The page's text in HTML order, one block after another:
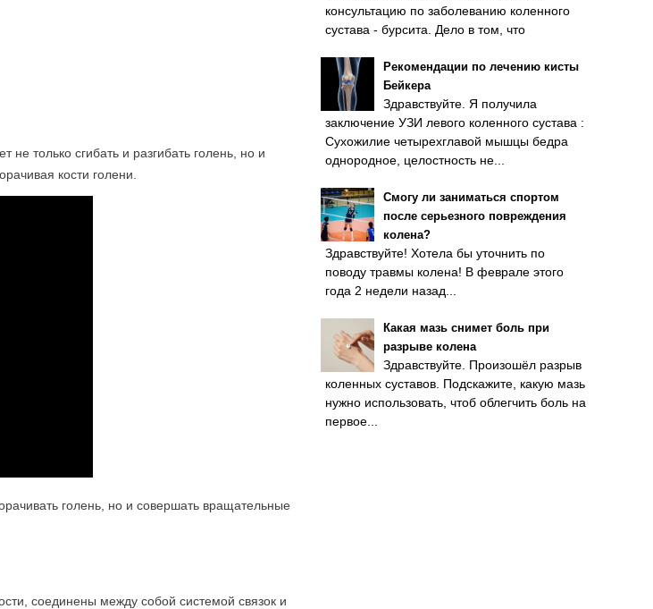
только сгибать и разгибать голень, но и
кости голени.
голень, но и совершать вращательные
соединены между собой системой связок и
консультацию по заболеванию коленного
сустава - бурсита. Дело в том, что
Рекомендации по лечению кисты
Бейкера
Здравствуйте. Я получила
заключение УЗИ левого коленного сустава :
Сухожилие четырехглавой мышцы бедра
однородное, целостность не...
Смогу ли заниматься спортом
после серьезного повреждения
колена?
Здравствуйте! Хотела бы уточнить по
поводу травмы колена! В феврале этого
года 2 недели назад...
Какая мазь снимет боль при
разрыве колена
Здравствуйте. Произошёл разрыв
коленных суставов. Подскажите, какую мазь
нужно использовать, чтоб облегчить боль на
первое...